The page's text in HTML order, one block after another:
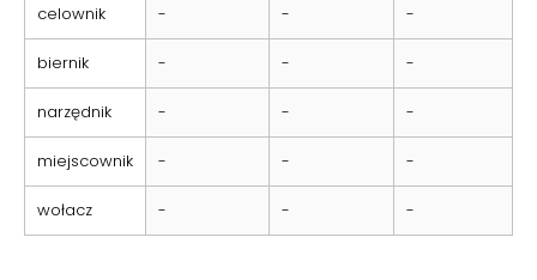
celownik - - -
biernik - - -
narzędnik - - -
miejscownik - - -
wołacz - - -